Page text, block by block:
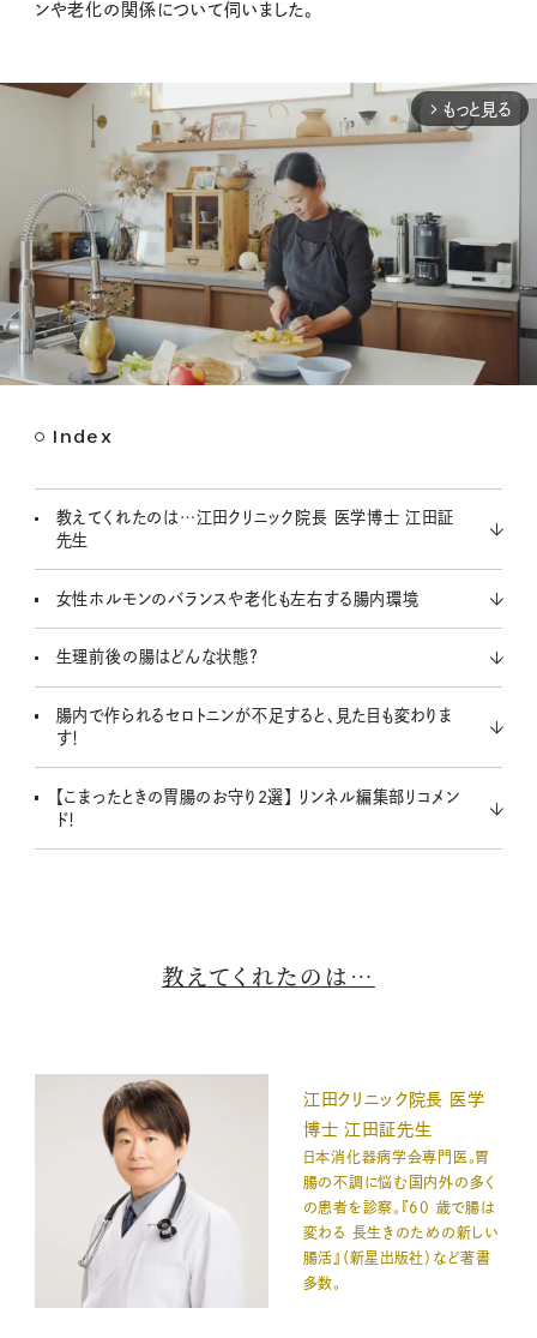
ンや老化の関係について伺いました。
arrow_forward_ios もっと見る
e
Index
教えてくれたのは…江田クリニック院長 医学博士 江田証
先生
女性ホルモンのバランスや老化も左右する腸内環境
生理前後の腸はどんな状態？
腸内で作られるセロトニンが不足すると、見た目も変わりま
す！
【こまったときの胃腸のお守り2選】 リンネル編集部リコメン
ド！
教えてくれたのは…
江田クリニック院長 医学
博士 江田証先生
日本消化器病学会専門医。胃
腸の不調に悩む国内外の多く
の患者を診察。『60 歳で腸は
変わる 長生きのための新しい
腸活』（新星出版社）など著書
多数。